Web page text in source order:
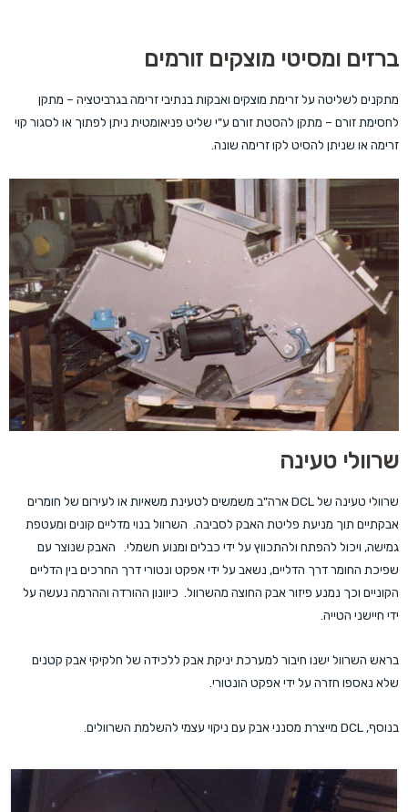
ברזים ומסיטי מוצקים זורמים
מתקנים לשליטה על זרימת מוצקים ואבקות בנתיבי זרימה בגרביטציה – מתקן
לחסימת זורם – מתקן להסטת זורם ע"י שליט פניאומטית ניתן לפתוך או לסגור קוי
זרימה או שניתן להסיט לקו זרימה שונה.
שרוולי טעינה
שרוולי טעינה של DCL ארה"ב משמשים לטעינת משאיות או לעירום של חומרים
אבקתיים תוך מניעת פליטת האבק לסביבה. השרוול בנוי מדליים קונים ומעטפת
גמישה, ויכול להפתח ולהתכווץ על ידי כבלים ומנוע חשמלי. האבק שנוצר עם
שפיכת החומר דרך הדליים, נשאב על ידי אפקט ונטורי דרך החרכים בין הדליים
הקוניים וכך נמנע פיזור אבק החוצה מהשרוול. כיוונון ההורדה וההרמה נעשה על
ידי חיישני הטייה.
בראש השרוול ישנו חיבור למערכת יניקת אבק ללכידה של חלקיקי אבק קטנים
שלא נאספו חזרה על ידי אפקט הונטורי.
בנוסף, DCL מייצרת מסנני אבק עם ניקוי עצמי להשלמת השרוולים.